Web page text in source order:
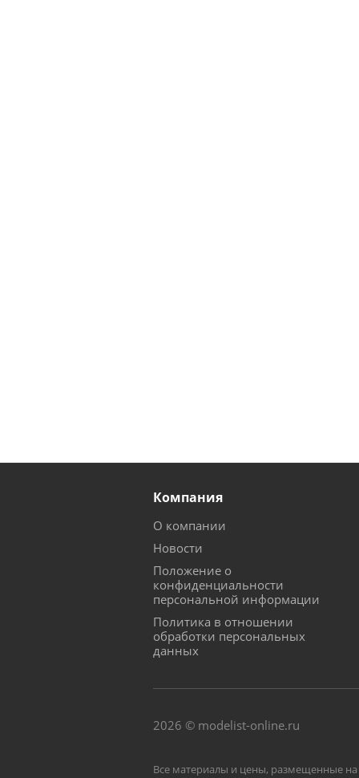
Компания
О компании
Новости
Положение о
конфиденциальности
персональной информации
Политика в отношении
обработки персональных
данных
2026 © modelist-online.ru
Все материалы и цены, размещенные на